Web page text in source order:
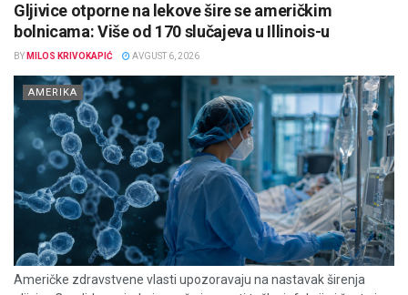
Gljivice otporne na lekove šire se američkim
bolnicama: Više od 170 slučajeva u Illinois-u
BY MILOS KRIVOKAPIĆ AVGUST 6, 2026
AMERIKA
Američke zdravstvene vlasti upozoravaju na nastavak širenja